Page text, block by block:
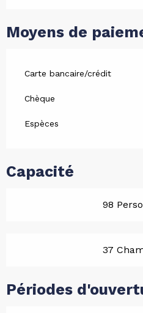
Moyens de
Carte bancaire/crédit
Chèque
Espèces
Capacité
98
37
Périodes